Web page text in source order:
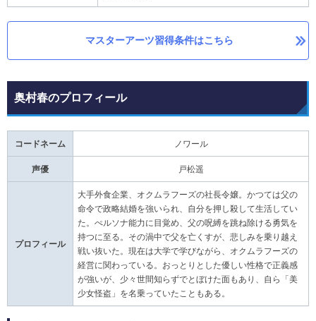
マスターアーツ習得条件はこちら
奥村春のプロフィール
コードネーム ノワール
声優 戸松遥
プロフィール
大手外食企業、オクムラフーズの社長令嬢。かつては父の
命令で政略結婚を強いられ、自分を押し殺して生活してい
た。ぺルソナ能力に目覚め、父の呪縛を跳ね除ける勇気を
持つに至る。その渦中で父を亡くすが、悲しみを乗り越え
戦い抜いた。現在は大学で学びながら、オクムラフーズの
経営に関わっている。おっとりとした優しい性格で正義感
が強いが、少々世間知らずでとぼけた面もあり、自ら「美
少女怪盗」を名乗っていたこともある。